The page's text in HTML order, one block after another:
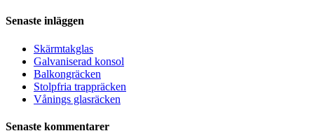
Senaste inläggen
Skärmtakglas
Galvaniserad konsol
Balkongräcken
Stolpfria trappräcken
Vånings glasräcken
Senaste kommentarer